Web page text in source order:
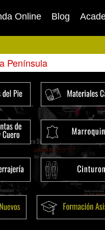
Online Blog
Península